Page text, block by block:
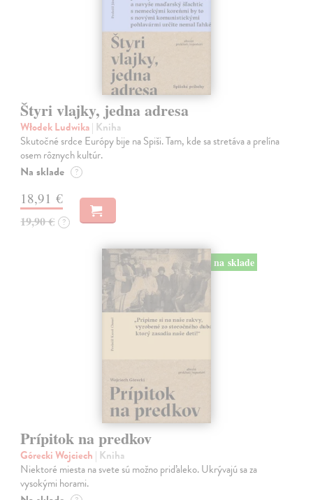
Štyri vlajky, jedna adresa
Włodek Ludwika| Kniha
Skutočné srdce Európy bije na Spiši. Tam, kde sa stretáva a prelína
osem rôznych kultúr.
Na sklade ?
18,91 €
19,90 € ?
na sklade
Prípitok na predkov
Górecki Wojciech | Kniha
Niektoré miesta na svete sú možno priďaleko. Ukrývajú sa za
vysokými horami.